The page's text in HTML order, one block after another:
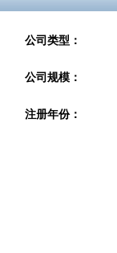
公司类型：
公司规模：
注册年份：